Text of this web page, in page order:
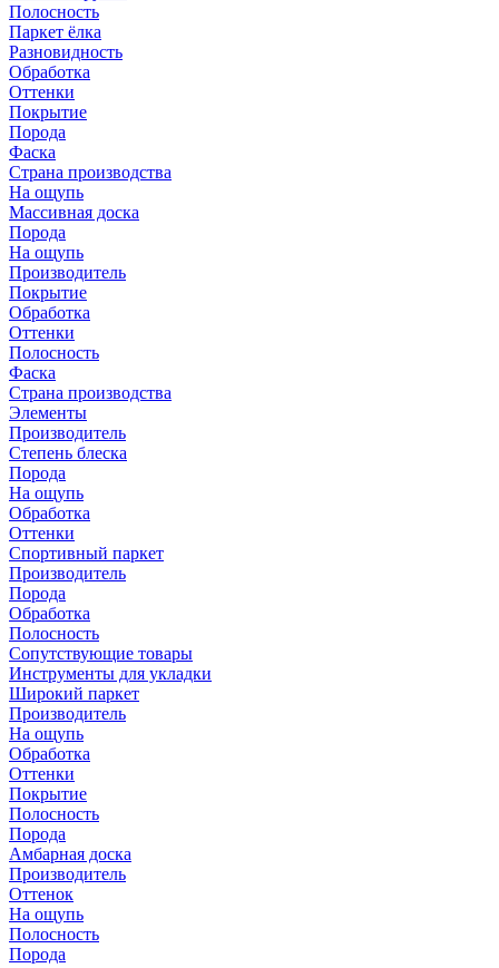
Полосность
Паркет ёлка
Разновидность
Обработка
Оттенки
Покрытие
Порода
Фаска
Страна производства
На ощупь
Массивная доска
Порода
На ощупь
Производитель
Покрытие
Обработка
Оттенки
Полосность
Фаска
Страна производства
Элементы
Производитель
Степень блеска
Порода
На ощупь
Обработка
Оттенки
Спортивный паркет
Производитель
Порода
Обработка
Полосность
Сопутствующие товары
Инструменты для укладки
Широкий паркет
Производитель
На ощупь
Обработка
Оттенки
Покрытие
Полосность
Порода
Амбарная доска
Производитель
Оттенок
На ощупь
Полосность
Порода